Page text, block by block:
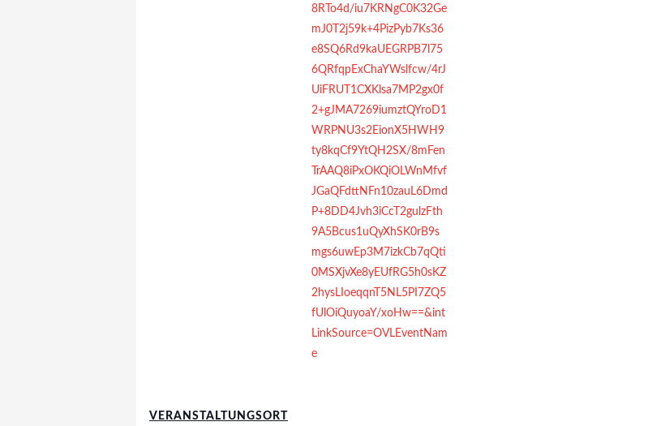
8RTo4d/iu7KRNgC0K32Ge
mJ0T2j59k+4PizPyb7Ks36
e8SQ6Rd9kaUEGRPB7l75
6QRfqpExChaYWslfcw/4rJ
UiFRUT1CXKlsa7MP2gx0f
2+gJMA7269iumztQYroD1
WRPNU3s2EionX5HWH9
ty8kqCf9YtQH2SX/8mFen
TrAAQ8iPxOKQiOLWnMfvf
JGaQFdttNFn10zauL6Dmd
P+8DD4Jvh3iCcT2gulzFth
9A5Bcus1uQyXhSK0rB9s
mgs6uwEp3M7izkCb7qQti
0MSXjvXe8yEUfRG5h0sKZ
2hysLIoeqqnT5NL5PI7ZQ5
fUlOiQuyoaY/xoHw==&int
LinkSource=OVLEventNam
e
VERANSTALTUNGSORT